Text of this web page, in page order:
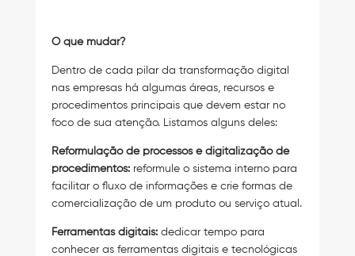
O que mudar?
Dentro de cada pilar da transformação digital
nas empresas há algumas áreas, recursos e
procedimentos principais que devem estar no
foco de sua atenção. Listamos alguns deles:
Reformulação de processos e digitalização de
procedimentos:reformule o sistema interno para
facilitar o fluxo de informações e crie formas de
comercialização de um produto ou serviço atual.
Ferramentas digitais:dedicar tempo para
conhecer as ferramentas digitais e tecnológicas